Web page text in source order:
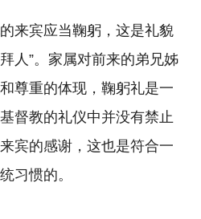
来宾应当鞠躬，这是礼貌
人”。 家属对前来的弟兄姊
尊重的体现，鞠躬礼是一
督教的礼仪中并没有禁止
宾的感谢，这也是符合一
习惯的。